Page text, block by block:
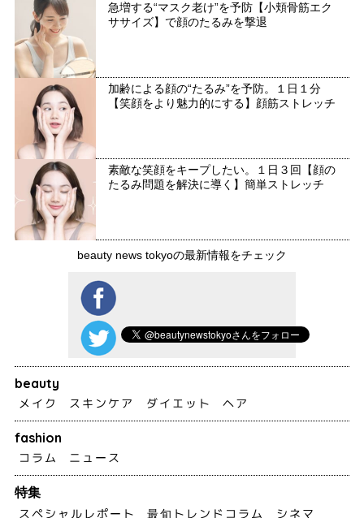
急増する“マスク老け”を予防【小頬骨筋エク
ササイズ】で顔のたるみを撃退
加齢による顔の“たるみ”を予防。１日１分
【笑顔をより魅力的にする】顔筋ストレッチ
素敵な笑顔をキープしたい。１日３回【顔の
たるみ問題を解決に導く】簡単ストレッチ
beauty news tokyoの最新情報をチェック
beauty
メイク
スキンケア ダイエット ヘア
fashion
コラム
ニュース
特集
スペシャルレポート
最旬トレンドコラム シネマ